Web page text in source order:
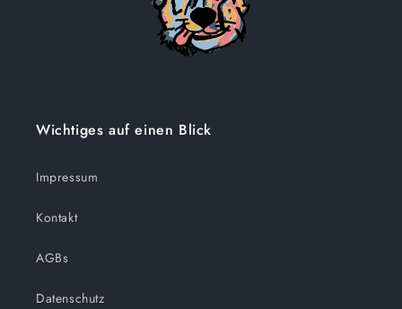
Wichtiges auf einen Blick
Impressum
Kontakt
AGBs
Datenschutz